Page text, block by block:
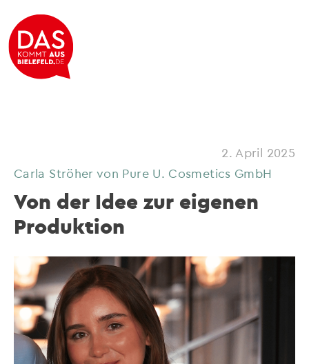
2. April 2025
Carla Ströher von Pure U. Cosmetics GmbH
Von der Idee zur eigenen
Produktion